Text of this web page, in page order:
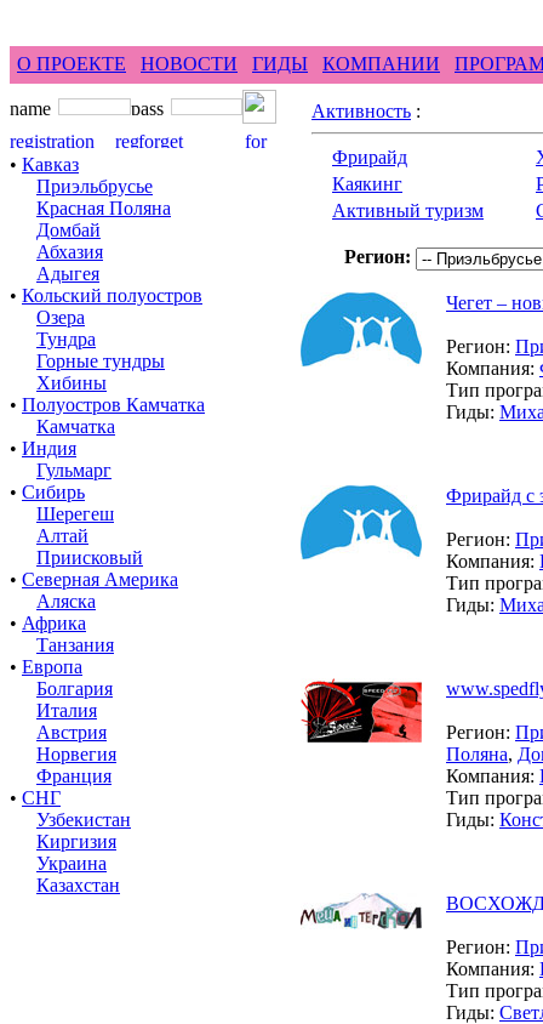
О ПРОЕКТЕ НОВОСТИ ГИДЫ КОМПАНИИ
• Кавказ
Приэльбрусье
Красная Поляна
Домбай
Абхазия
Адыгея
• Кольский полуостров
Озера
Тундра
Горные тундры
Хибины
• Полуостров Камчатка
Камчатка
• Индия
Гульмарг
• Сибирь
Шерегеш
Алтай
Приисковый
• Северная Америка
Аляска
• Африка
Танзания
• Европа
Болгария
Италия
Австрия
Норвегия
Франция
• СНГ
Узбекистан
Киргизия
Украина
Казахстан
Активность :
Фрирайд
Каякинг
Активный туризм
Регион:
Чегет –
Регион:
Компания:
Тип
Гиды:
Фрирайд с
Регион:
Компания:
Тип
Гиды:
Регион:
Поляна,
Компания:
Тип
Гиды:
Регион:
Компания:
Тип
Гиды: